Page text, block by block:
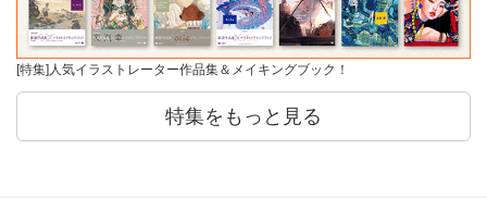
[特集]人気イラストレーター作品集＆メイキングブック！
特集をもっと見る